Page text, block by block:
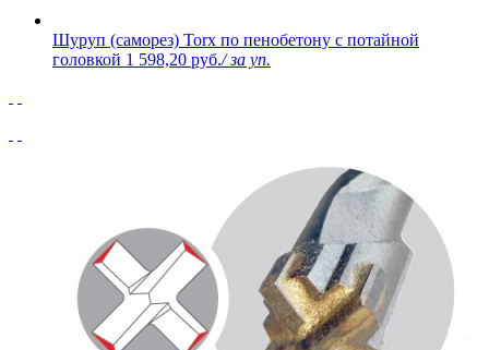
Шуруп (саморез) Torx по пенобетону с потайной
головкой 1 598,20 руб./ за уп.